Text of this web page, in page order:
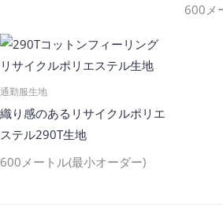
600メ
通勤服生地
織り感のあるリサイクルポリエ
ステル290T生地
600メートル(最小オーダー)